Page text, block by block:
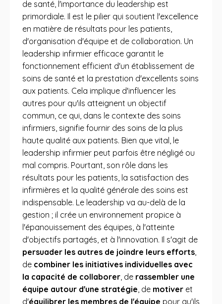
de santé, l'importance du leadership est
primordiale. Il est le pilier qui soutient l'excellence
en matière de résultats pour les patients,
d'organisation d'équipe et de collaboration. Un
leadership infirmier efficace garantit le
fonctionnement efficient d'un établissement de
soins de santé et la prestation d'excellents soins
aux patients. Cela implique d'influencer les
autres pour qu'ils atteignent un objectif
commun, ce qui, dans le contexte des soins
infirmiers, signifie fournir des soins de la plus
haute qualité aux patients. Bien que vital, le
leadership infirmier peut parfois être négligé ou
mal compris. Pourtant, son rôle dans les
résultats pour les patients, la satisfaction des
infirmières et la qualité générale des soins est
indispensable. Le leadership va au-delà de la
gestion ; il crée un environnement propice à
l'épanouissement des équipes, à l'atteinte
d'objectifs partagés, et à l'innovation. Il s'agit de
persuader les autres de joindre leurs efforts,
de combiner les initiatives individuelles avec
la capacité de collaborer, de rassembler une
équipe autour d'une stratégie, de motiver et
d'équilibrer les membres de l'équipe pour qu'ils